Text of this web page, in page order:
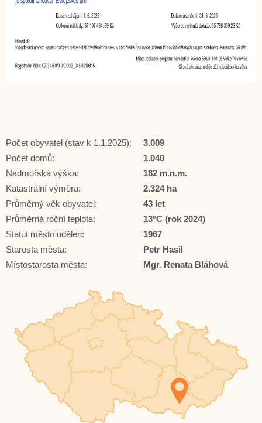
Počet obyvatel (stav k 1.1.2025):
3.009
Počet domů:
1.040
Nadmořská výška:
182 m.n.m.
Katastrální výměra:
2.324 ha
Průměrný věk obyvatel:
43 let
Průměrná roční teplota:
13°C (rok 2024)
Statut město udělen:
1967
Starosta města:
Petr Hasil
Místostarosta města:
Mgr. Renata Bláhová